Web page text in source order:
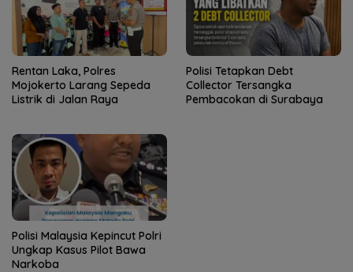
Rentan Laka, Polres
Mojokerto Larang Sepeda
Listrik di Jalan Raya
Polisi Tetapkan Debt
Collector Tersangka
Pembacokan di Surabaya
Polisi Malaysia Kepincut Polri
Ungkap Kasus Pilot Bawa
Narkoba